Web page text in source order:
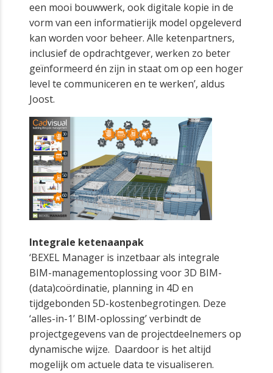
een mooi bouwwerk, ook digitale kopie in de
vorm van een informatierijk model opgeleverd
kan worden voor beheer. Alle ketenpartners,
inclusief de opdrachtgever, werken zo beter
geïnformeerd én zijn in staat om op een hoger
level te communiceren en te werken’, aldus
Joost.
Integrale ketenaanpak
‘BEXEL Manager is inzetbaar als integrale
BIM-managementoplossing voor 3D BIM-
(data)coördinatie, planning in 4D en
tijdgebonden 5D-kostenbegrotingen. Deze
‘alles-in-1’ BIM-oplossing’ verbindt de
projectgegevens van de projectdeelnemers op
dynamische wijze. Daardoor is het altijd
mogelijk om actuele data te visualiseren.